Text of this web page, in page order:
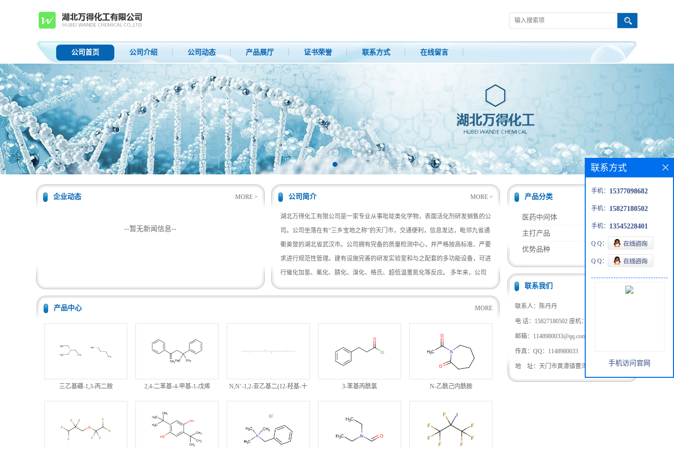
公司首页 公司介绍 公司动态 产品展厅 证书荣誉 联系方式 在线留言
企业动态 MORE >
--暂无新闻信息--
公司简介 MORE >
湖北万得化工有限公司是一家专业从事吡啶类化学物，表面活化剂研发销售的公
司。公司坐落在有“三乡宝地之称”的天门市，交通便利，信息发达，毗邻九省通
衢美誉的湖北省武汉市。公司拥有完备的质量检测中心，并严格按高标准、严要
求进行规范性管理。建有设施完善的研发实验室和与之配套的多功能设备，可进
行催化加氢、氟化、腈化、溴化、格氏、超低温重氮化等反应。 多年来，公司
产品中心 MORE
三乙基硼-1,3-丙二胺 2,4-二苯基-4-甲基-1-戊烯
N,N’-1,2-亚乙基二(12-羟基-十
八烷酰胺)
3-苯基丙酰氯 N-乙酰己内酰胺
产品分类
医药中间体
主打产品
优势品种
联系我们 MORE >
联系人：陈丹丹
电 话：15827180502 座机：027-59210159
邮箱：1148980033@qq.com
传真：QQ：1148980033
地 址：天门市黄潭镇曹湾村3组
联系方式
手机： 15377098682
手机： 15827180502
手机： 13545228401
Q Q：
Q Q：
手机访问官网